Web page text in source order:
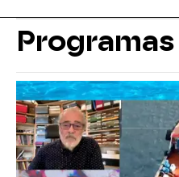
Programas